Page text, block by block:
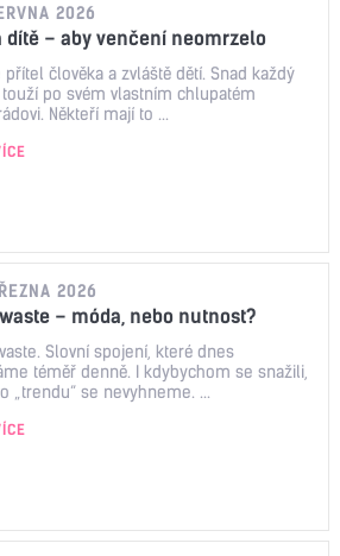
2026
dítě – aby venčení neomrzelo
přítel člověka a zvláště dětí. Snad každý
po svém vlastním chlupatém
Někteří mají to ...
2026
– móda, nebo nutnost?
Slovní spojení, které dnes
téměř denně. I kdybychom se snažili,
„trendu“ se nevyhneme. ...